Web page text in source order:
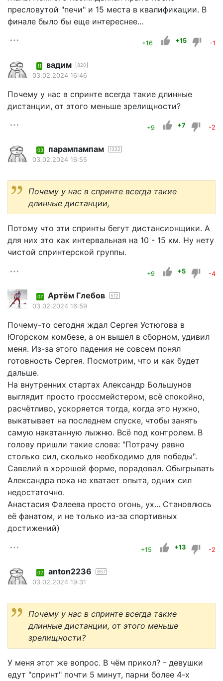
пресловутой "печи" и 15 места в квалификации. В
финале было бы еще интереснее...
+16 +15 -1
11 вадим 820
03.02.2024 16:46
Почему у нас в спринте всегда такие длинные
дистанции, от этого меньше зрелищности?
+9 +7 -2
03 парампампам 1332
03.02.2024 16:55
Почему у нас в спринте всегда такие
длинные дистанции,
Потому что эти спринты бегут дистансионщики. А
для них это как интервальная на 10 - 15 км. Ну нету
чистой спринтерской группы.
+9 +5 -4
07 Артём Глебов 512
03.02.2024 16:59
Почему-то сегодня ждал Сергея Устюгова в
Югорском комбезе, а он вышел в сборном, удивил
меня. Из-за этого падения не совсем понял
готовность Сергея. Посмотрим, что и как будет
дальше.
На внутренних стартах Александр Большунов
выглядит просто гроссмейстером, всё спокойно,
расчётливо, ускоряется тогда, когда это нужно,
выкатывает на последнем спуске, чтобы занять
самую накатанную лыжню. Всё под контролем. В
голову пришли такие слова: "Потрачу равно
столько сил, сколько необходимо для победы".
Савелий в хорошей форме, порадовал. Обыгрывать
Александра пока не хватает опыта, одних сил
недостаточно.
Анастасия Фалеева просто огонь, ух... Становлюсь
её фанатом, и не только из-за спортивных
достижений)
+15 +13 -2
02 anton2236 857
03.02.2024 19:31
Почему у нас в спринте всегда такие
длинные дистанции, от этого меньше
зрелищности?
У меня этот же вопрос. В чём прикол? - девушки
едут "спринт" почти 5 минут, парни более 4-х